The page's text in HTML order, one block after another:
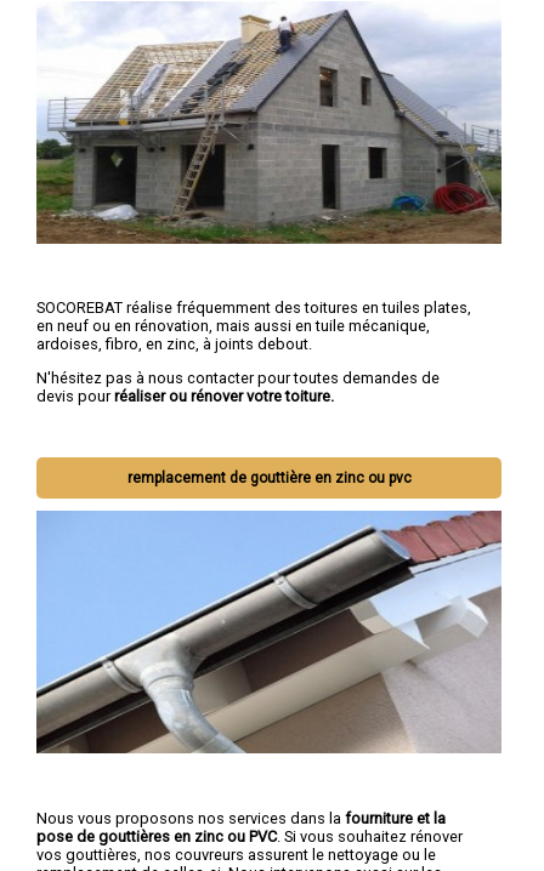
SOCOREBAT réalise fréquemment des toitures en tuiles plates,
en neuf ou en rénovation, mais aussi en tuile mécanique,
ardoises, fibro, en zinc, à joints debout.
N'hésitez pas à nous contacter pour toutes demandes de
devis pourréaliser ou rénover votre toiture.
remplacement de gouttière en zinc ou pvc
Nous vous proposons nos services dans la fourniture et la
pose de gouttières en zinc ou PVC. Si vous souhaitez rénover
vos gouttières, nos couvreurs assurent le nettoyage ou le